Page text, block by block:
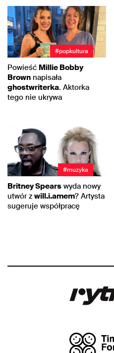
#popkultura
Powieść Millie Bobby
Brown napisała
ghostwriterka. Aktorka
tego nie ukrywa
#muzyka
Britney Spears wyda nowy
utwór z will.i.amem? Artysta
sugeruje współpracę